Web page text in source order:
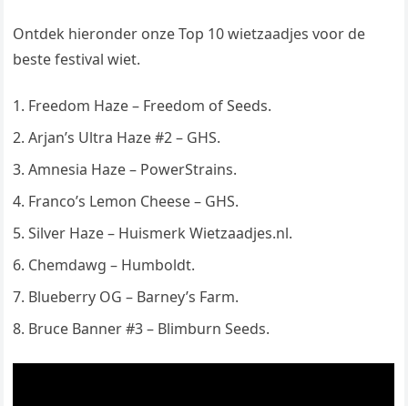
Ontdek hieronder onze Top 10 wietzaadjes voor de
beste festival wiet.
Freedom Haze – Freedom of Seeds.
Arjan’s Ultra Haze #2 – GHS.
Amnesia Haze – PowerStrains.
Franco’s Lemon Cheese – GHS.
Silver Haze – Huismerk Wietzaadjes.nl.
Chemdawg – Humboldt.
Blueberry OG – Barney’s Farm.
Bruce Banner #3 – Blimburn Seeds.